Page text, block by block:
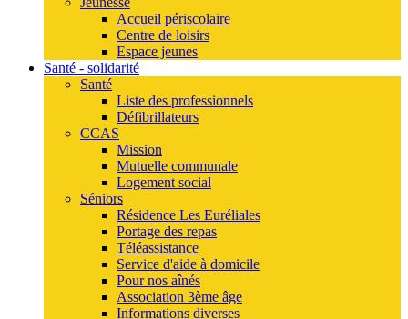
Accueil périscolaire
Centre de loisirs
Espace jeunes
Santé - solidarité
Santé
Liste des professionnels
Défibrillateurs
CCAS
Mission
Mutuelle communale
Logement social
Séniors
Résidence Les Euréliales
Portage des repas
Téléassistance
Service d'aide à domicile
Pour nos aînés
Association 3ème âge
Informations diverses